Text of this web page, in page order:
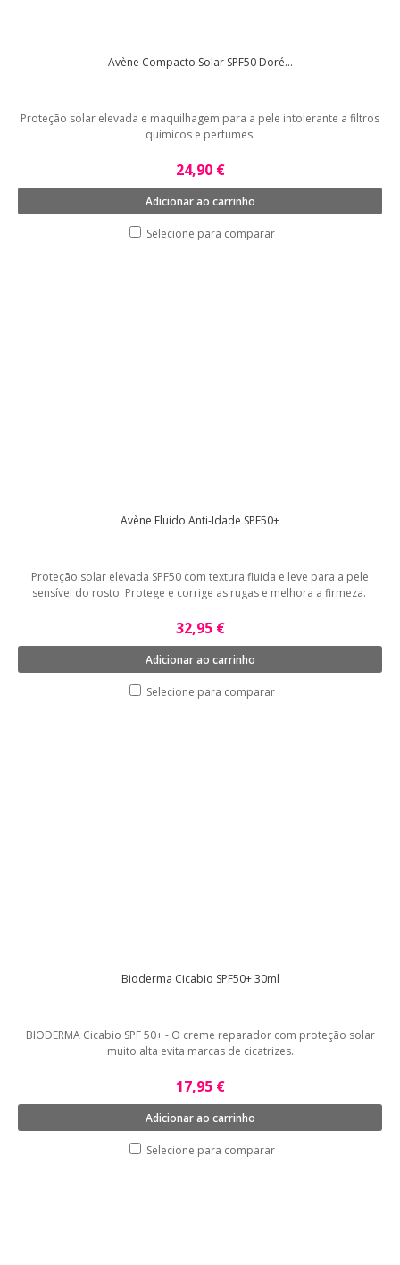
Avène Compacto Solar SPF50 Doré...
Proteção solar elevada e maquilhagem para a pele intolerante a filtros
químicos e perfumes.
24,90 €
Adicionar ao carrinho
Selecione para comparar
Avène Fluido Anti-Idade SPF50+
Proteção solar elevada SPF50 com textura fluida e leve para a pele
sensível do rosto. Protege e corrige as rugas e melhora a firmeza.
32,95 €
Adicionar ao carrinho
Selecione para comparar
Bioderma Cicabio SPF50+ 30ml
BIODERMA Cicabio SPF 50+ - O creme reparador com proteção solar
muito alta evita marcas de cicatrizes.
17,95 €
Adicionar ao carrinho
Selecione para comparar